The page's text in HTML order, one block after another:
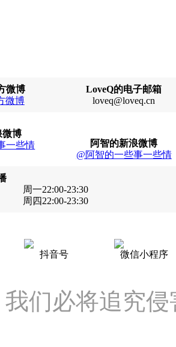
LoveQ的电子邮箱
loveq@loveq.cn
微博
微博
阿智的新浪微博
@阿智的一些事一些情
微博
一些情
周一22:00-23:30
周四22:00-23:30
抖音号 微信小程序
们必将追究